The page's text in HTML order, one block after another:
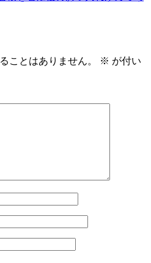
ことはありません。 ※ が付い